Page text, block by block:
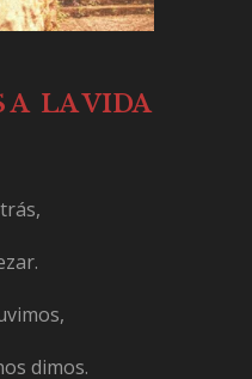
A LA VIDA
dimos.